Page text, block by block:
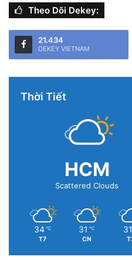
Theo Dõi Dekey:
21.434
DEKEY VIETNAM
Thời Tiết
HCM
Scattered Clouds
34 ℃
T7
31 ℃
CN
31